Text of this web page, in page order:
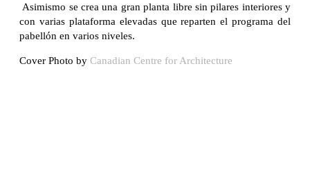
Asimismo se crea una gran planta libre sin pilares interiores y
con varias plataforma elevadas que reparten el programa del
pabellón en varios niveles.
Cover Photo by Canadian Centre for Architecture